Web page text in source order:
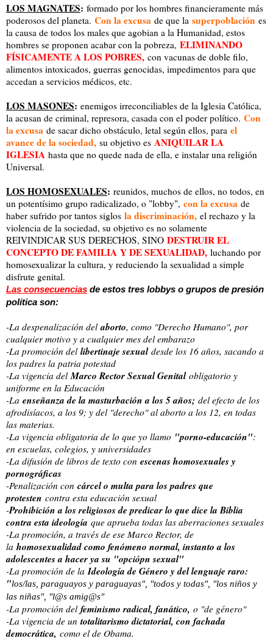
LOS MAGNATES: formado por los hombres financieramente más
poderosos del planeta. Con la excusa de que la superpoblación es
la causa de todos los males que agobian a la Humanidad, estos
hombres se proponen acabar con la pobreza, ELIMINANDO
FÍSICAMENTE A LOS POBRES, con vacunas de doble filo,
alimentos intoxicados, guerras genocidas, impedimentos para que
accedan a servicios médicos, etc.
LOS MASONES: enemigos irreconciliables de la Iglesia Católica,
la acusan de criminal, represora, casada con el poder político. Con
la excusa de sacar dicho obstáculo, letal según ellos, para el
avance de la sociedad, su objetivo es ANIQUILAR LA
IGLESIA hasta que no quede nada de ella, e instalar una religión
Universal.
LOS HOMOSEXUALES: reunidos, muchos de ellos, no todos, en
un potentísimo grupo radicalizado, o "lobby", con la excusa de
haber sufrido por tantos siglos la discriminación, el rechazo y la
violencia de la sociedad, su objetivo es no solamente
REIVINDICAR SUS DERECHOS, SINO DESTRUIR EL
CONCEPTO DE FAMILIA Y DE SEXUALIDAD, luchando por
homosexualizar la cultura, y reduciendo la sexualidad a simple
disfrute genital.
Las consecuencias de estos tres lobbys o grupos de presión
política son:
-La despenalización delaborto, como "Derecho Humano", por
cualquier motivo y a cualquier mes del embarazo
-La promoción del libertinaje sexual desde los 16 años, sacando a
los padres la patria potestad
-La vigencia del Marco Rector Sexual Genital obligatorio y
uniforme en la Educación
-La enseñanza de la masturbación a los 5 años; del efecto de los
afrodisíacos, a los 9; y del "derecho" al aborto a los 12, en todas
las materias.
-La vigencia obligatoria de lo que yo llamo "porno-educación":
en escuelas, colegios, y universidades
-La difusión de libros de texto con escenas homosexuales y
pornográficas
-Penalización con cárcel o multa para los padres que
protesten contra esta educación sexual
-Prohibición a los religiosos de predicar lo que dice la Biblia
contra esta ideología que aprueba todas las aberraciones sexuales
-La promoción, a través de ese Marco Rector, de
la homosexualidad como fenómeno normal, instanto a los
adolescentes a hacer ya su "opciópn sexual"
-La promoción de la Ideología de Género y del lenguaje raro:
"los/las, paraguayos y paraguayas", "todos y todas", "los niños y
las niñas", "l@s amig@s"
-La promoción delfeminismo radical, fanático, o "de género"
-La vigencia de un totalitarismo dictatorial, con fachada
democrática, como el de Obama.